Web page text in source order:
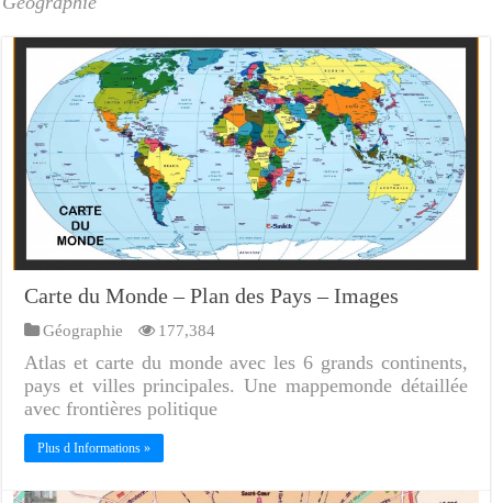
Carte du Monde – Plan des Pays – Images
Géographie 177,384
Atlas et carte du monde avec les 6 grands continents,
pays et villes principales. Une mappemonde détaillée
avec frontières politique
Plus d Informations »